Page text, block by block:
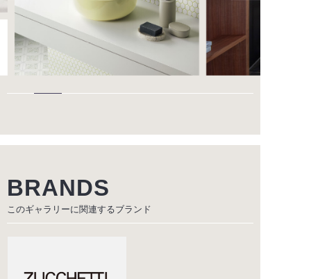
BRANDS
このギャラリーに関連するブランド